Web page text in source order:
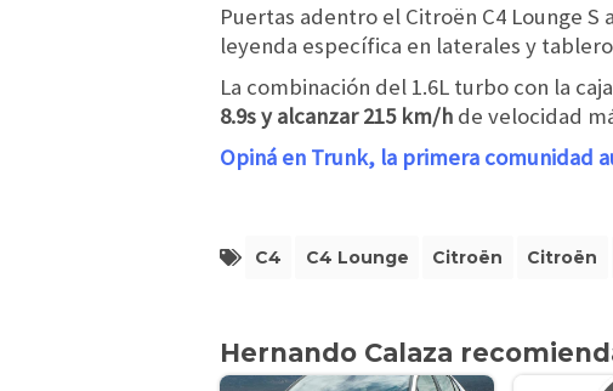
Puertas adentro el Citroën C4 Lounge
leyenda específica en laterales y
La combinación del 1.6L turbo con la
8.9s y alcanzar 215 km/h de velocidad
Opiná en Trunk, la primera comunidad
C4 C4 Lounge Citroën Citroën
Hernando Calaza